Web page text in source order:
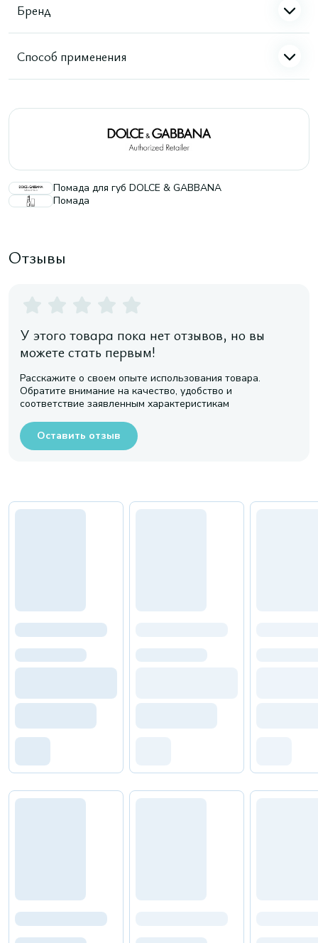
Бренд
Способ применения
Помада для губ DOLCE & GABBANA
Помада
Отзывы
У этого товара пока нет отзывов, но вы
можете стать первым!
Расскажите о своем опыте использования товара.
Обратите внимание на качество, удобство и
соответствие заявленным характеристикам
Оставить отзыв